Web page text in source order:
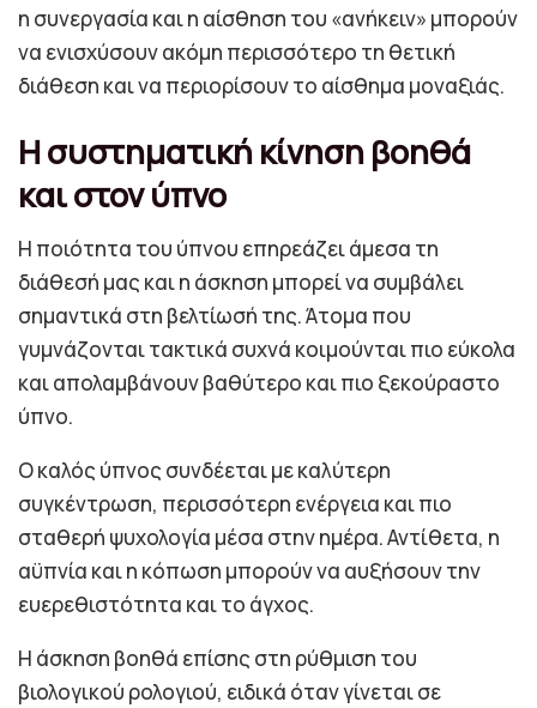
η συνεργασία και η αίσθηση του «ανήκειν» μπορούν
να ενισχύσουν ακόμη περισσότερο τη θετική
διάθεση και να περιορίσουν το αίσθημα μοναξιάς.
Η συστηματική κίνηση βοηθά
και στον ύπνο
Η ποιότητα του ύπνου επηρεάζει άμεσα τη
διάθεσή μας και η άσκηση μπορεί να συμβάλει
σημαντικά στη βελτίωσή της. Άτομα που
γυμνάζονται τακτικά συχνά κοιμούνται πιο εύκολα
και απολαμβάνουν βαθύτερο και πιο ξεκούραστο
ύπνο.
Ο καλός ύπνος συνδέεται με καλύτερη
συγκέντρωση, περισσότερη ενέργεια και πιο
σταθερή ψυχολογία μέσα στην ημέρα. Αντίθετα, η
αϋπνία και η κόπωση μπορούν να αυξήσουν την
ευερεθιστότητα και το άγχος.
Η άσκηση βοηθά επίσης στη ρύθμιση του
βιολογικού ρολογιού, ειδικά όταν γίνεται σε